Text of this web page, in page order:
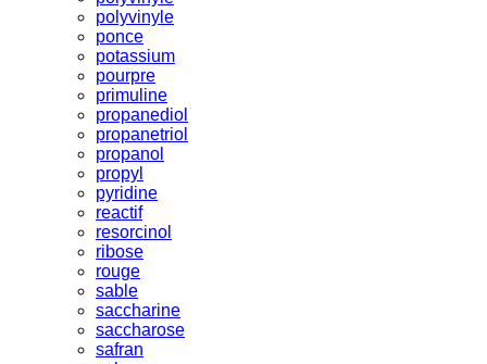
polyvinyle
ponce
potassium
pourpre
primuline
propanediol
propanetriol
propanol
propyl
pyridine
reactif
resorcinol
ribose
rouge
sable
saccharine
saccharose
safran